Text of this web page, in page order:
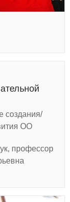
создания/
ОО
профессор